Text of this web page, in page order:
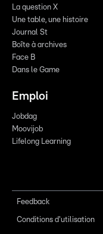
La question X
Une table, une histoire
Journal St
Boîte à archives
Face B
Dans le Game
Emploi
Jobdag
Moovijob
Lifelong Learning
Feedback
Conditions d'utilisation